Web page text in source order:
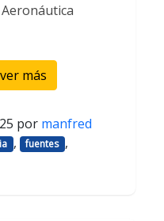
más
por manfred
, fuentes ,